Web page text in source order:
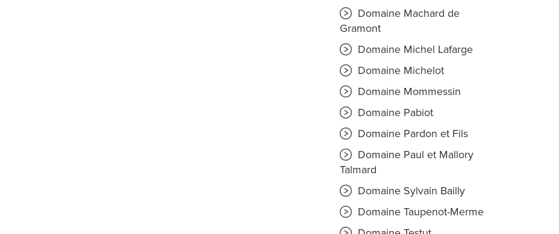
Domaine Machard de
Gramont
Domaine Michel Lafarge
Domaine Michelot
Domaine Mommessin
Domaine Pabiot
Domaine Pardon et Fils
Domaine Paul et Mallory
Talmard
Domaine Sylvain Bailly
Domaine Taupenot-Merme